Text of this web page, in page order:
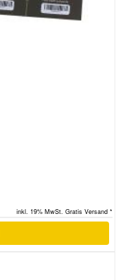
inkl. 19% MwSt. Gratis Versand *